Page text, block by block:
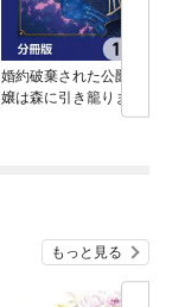
婚約破棄された公爵令
嬢は森に引き籠ります
もっと見る